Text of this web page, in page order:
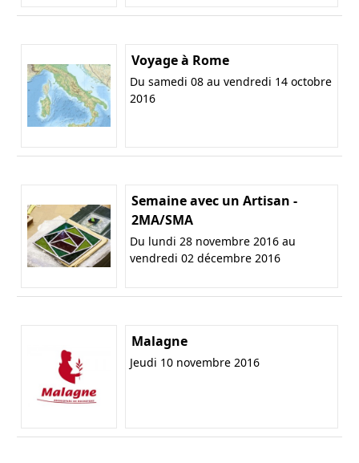
Voyage à Rome
Du samedi 08 au vendredi 14 octobre
2016
Semaine avec un Artisan -
2MA/SMA
Du lundi 28 novembre 2016 au
vendredi 02 décembre 2016
Malagne
Jeudi 10 novembre 2016